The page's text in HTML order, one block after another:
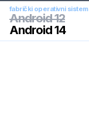
fabrički operativni sistem
Android 12
Android 14